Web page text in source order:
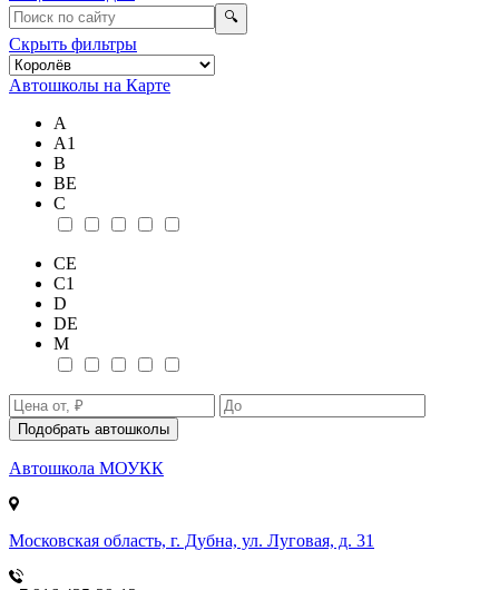
🔍
Скрыть фильтры
Автошколы на Карте
А
А1
В
ВE
С
СE
С1
D
DE
М
Подобрать автошколы
Автошкола МОУКК
Московская область, г. Дубна, ул. Луговая, д. 31